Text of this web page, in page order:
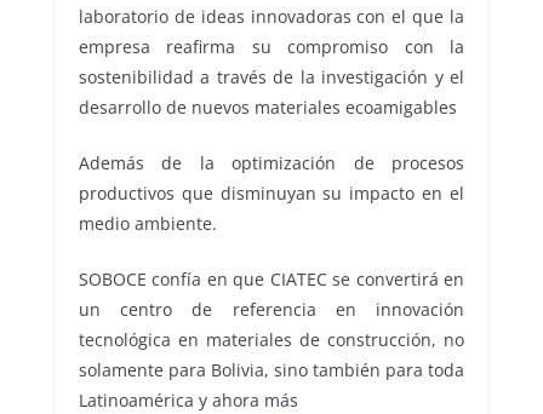
laboratorio de ideas innovadoras con el que la
empresa reafirma su compromiso con la
sostenibilidad a través de la investigación y el
desarrollo de nuevos materiales ecoamigables
Además de la optimización de procesos
productivos que disminuyan su impacto en el
medio ambiente.
SOBOCE confía en que CIATEC se convertirá en
un centro de referencia en innovación
tecnológica en materiales de construcción, no
solamente para Bolivia, sino también para toda
Latinoamérica y ahora más